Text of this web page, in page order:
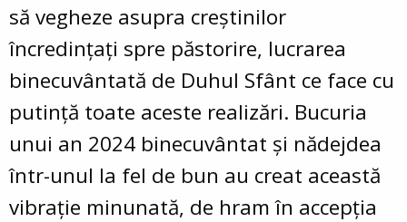
să vegheze asupra creștinilor
încredințați spre păstorire, lucrarea
binecuvântată de Duhul Sfânt ce face cu
putință toate aceste realizări. Bucuria
unui an 2024 binecuvântat și nădejdea
într-unul la fel de bun au creat această
vibrație minunată, de hram în accepția